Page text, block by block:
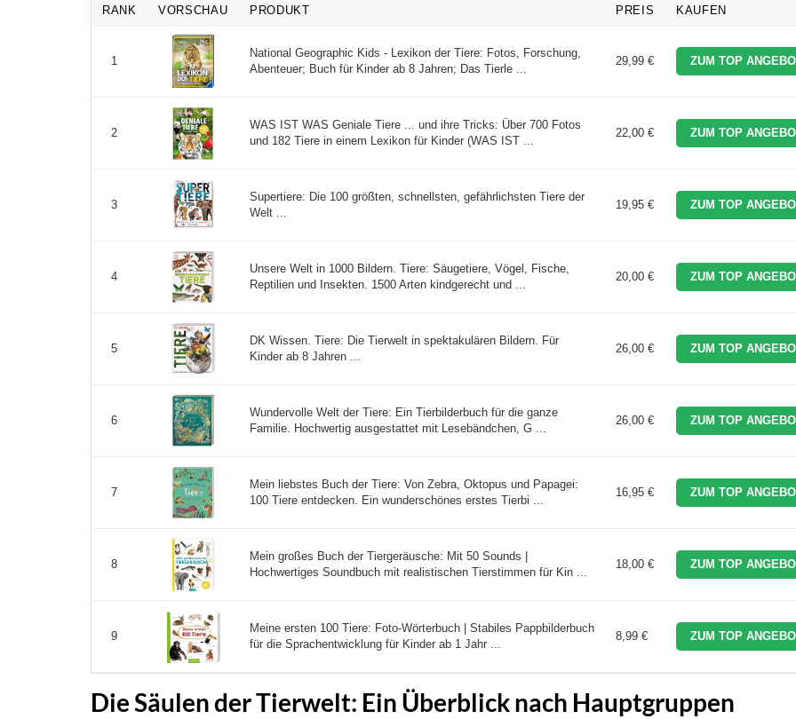
RANK VORSCHAU PRODUKT PREIS KAUFEN
1
National Geographic Kids - Lexikon der Tiere: Fotos, Forschung,
Abenteuer; Buch für Kinder ab 8 Jahren; Das Tierle ...
29,99 € ZUM TOP
2
WAS IST WAS Geniale Tiere ... und ihre Tricks: Über 700 Fotos
und 182 Tiere in einem Lexikon für Kinder (WAS IST ...
22,00 € ZUM TOP
3
Supertiere: Die 100 größten, schnellsten, gefährlichsten Tiere der
Welt ...
19,95 € ZUM TOP
4
Unsere Welt in 1000 Bildern. Tiere: Säugetiere, Vögel, Fische,
Reptilien und Insekten. 1500 Arten kindgerecht und ...
20,00 € ZUM TOP
5
DK Wissen. Tiere: Die Tierwelt in spektakulären Bildern. Für
Kinder ab 8 Jahren ...
26,00 € ZUM TOP
6
Wundervolle Welt der Tiere: Ein Tierbilderbuch für die ganze
Familie. Hochwertig ausgestattet mit Lesebändchen, G ...
26,00 € ZUM TOP
7
Mein liebstes Buch der Tiere: Von Zebra, Oktopus und Papagei:
100 Tiere entdecken. Ein wunderschönes erstes Tierbi ...
16,95 € ZUM TOP
8
Mein großes Buch der Tiergeräusche: Mit 50 Sounds |
Hochwertiges Soundbuch mit realistischen Tierstimmen für Kin ...
18,00 € ZUM TOP
9
Meine ersten 100 Tiere: Foto-Wörterbuch | Stabiles Pappbilderbuch
für die Sprachentwicklung für Kinder ab 1 Jahr ...
8,99 € ZUM TOP
Die Säulen der Tierwelt: Ein Überblick nach Hauptgruppen